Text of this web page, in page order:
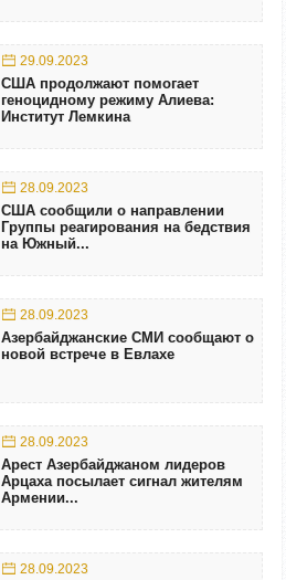
29.09.2023
США продолжают помогает
геноцидному режиму Алиева:
Институт Лемкина
28.09.2023
США сообщили о направлении
Группы реагирования на бедствия
на Южный...
28.09.2023
Азербайджанские СМИ сообщают о
новой встрече в Евлахе
28.09.2023
Арест Азербайджаном лидеров
Арцаха посылает сигнал жителям
Армении...
28.09.2023